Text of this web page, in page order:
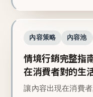
內容策略 內容池
情境行銷完整指
在消費者對的生
讓內容出現在消費